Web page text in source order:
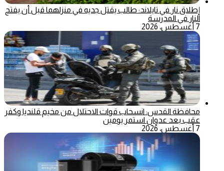
إطلاق نار في تايلاند: طالب يقتل جديه في منزلهما قبل أن يفتح
النار في المدرسة
7 أغسطس، 2026
محافظة القدس: انسحاب قوات الاحتلال من مخيم قلنديا وكفر
عقب بعد عدوان استمر يومين
7 أغسطس، 2026